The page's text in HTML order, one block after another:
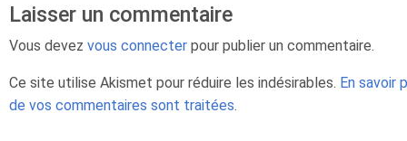
Laisser un commentaire
Vous devez vous connecter pour publier un commentaire.
Ce site utilise Akismet pour réduire les indésirables. En savoir
de vos commentaires sont traitées.